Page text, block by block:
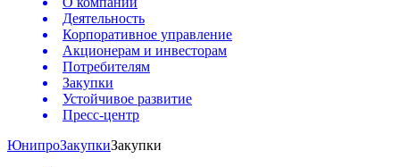
Деятельность
Корпоративное управление
Акционерам и инвесторам
Потребителям
Закупки
Устойчивое развитие
Пресс-центр
ЮнипроЗакупкиЗакупки